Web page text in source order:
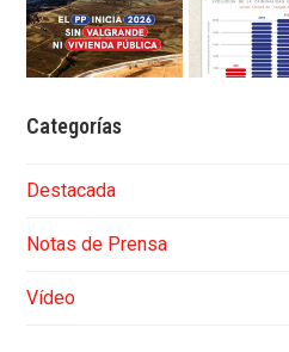
Categorías
Destacada
Notas de Prensa
Vídeo